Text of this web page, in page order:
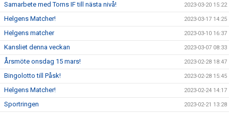
Samarbete med Torns IF till nästa nivå! 2023-03-20 15:22
Helgens Matcher! 2023-03-17 14:25
Helgens matcher 2023-03-10 16:37
Kansliet denna veckan 2023-03-07 08:33
Årsmöte onsdag 15 mars! 2023-02-28 18:47
Bingolotto till Påsk! 2023-02-28 15:45
Helgens Matcher! 2023-02-24 14:17
Sportringen 2023-02-21 13:28